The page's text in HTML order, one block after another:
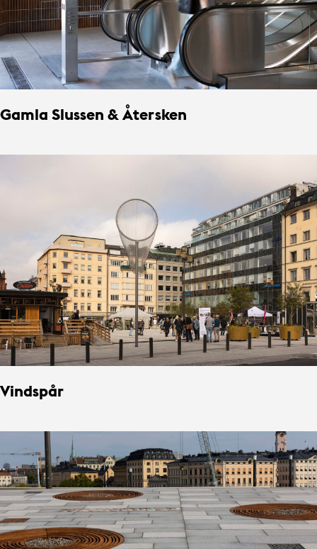
Gamla Slussen & Återsken
Vindspår